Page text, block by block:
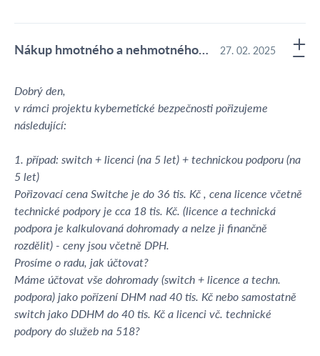
Nákup hmotného a nehmotného majetku 27. 02. 2025
Dobrý den,
v rámci projektu kybernetické bezpečnosti pořizujeme
následující:
1. případ: switch + licenci (na 5 let) + technickou podporu (na
5 let)
Pořizovací cena Switche je do 36 tis. Kč , cena licence včetně
technické podpory je cca 18 tis. Kč. (licence a technická
podpora je kalkulovaná dohromady a nelze ji finančně
rozdělit) - ceny jsou včetně DPH.
Prosíme o radu, jak účtovat?
Máme účtovat vše dohromady (switch + licence a techn.
podpora) jako pořízení DHM nad 40 tis. Kč nebo samostatně
switch jako DDHM do 40 tis. Kč a licenci vč. technické
podpory do služeb na 518?